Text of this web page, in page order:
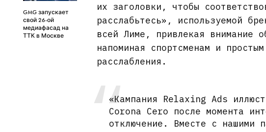
GMG запускает
свой 26-ой
медиафасад на
ТТК в Москве
их заголовки, чтобы
расслабьтесь», используемой
всей Лиме, привлекая внимание
напоминая спортсменам и
расслабления.
«Кампания Relaxing Ads
Corona Cero после момента
отключение. Вместе с нашими